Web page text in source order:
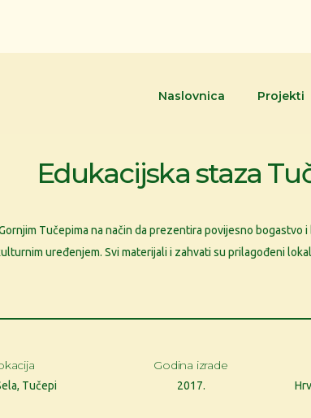
Naslovnica Projekti
Edukacijska staza
Tučepima na način da prezentira povijesno
uređenjem. Svi materijali i zahvati su prilagođeni
Tučepi
Godina izrade
2017.